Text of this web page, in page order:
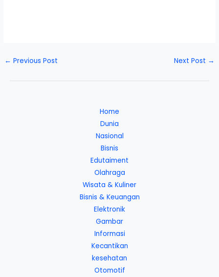
← Previous Post Next Post →
Home
Dunia
Nasional
Bisnis
Edutaiment
Olahraga
Wisata & Kuliner
Bisnis & Keuangan
Elektronik
Gambar
Informasi
Kecantikan
kesehatan
Otomotif